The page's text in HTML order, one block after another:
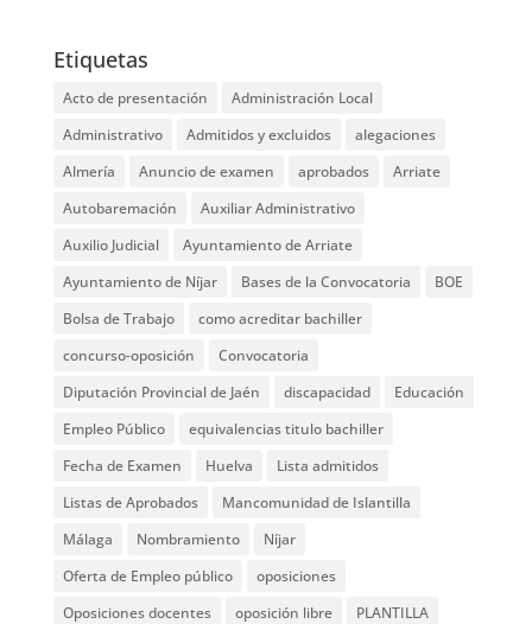
Etiquetas
Acto de presentación
Administración Local
Administrativo
Admitidos y excluidos
alegaciones
Almería
Anuncio de examen aprobados
Arriate
Autobaremación
Auxiliar Administrativo
Auxilio Judicial
Ayuntamiento de Arriate
Ayuntamiento de Níjar
Bases de la Convocatoria
BOE
Bolsa de Trabajo
como acreditar bachiller
concurso-oposición
Convocatoria
Diputación Provincial de Jaén
discapacidad
Educación
Empleo Público
equivalencias titulo bachiller
Fecha de Examen
Huelva
Lista admitidos
Listas de Aprobados
Mancomunidad de Islantilla
Málaga
Nombramiento
Níjar
Oferta de Empleo público
oposiciones
Oposiciones docentes
oposición libre
PLANTILLA